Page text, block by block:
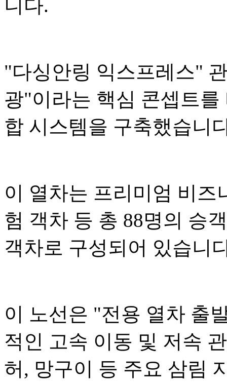
니다.
"다싱안링 익스프레스"
광"이라는 핵심 콘셉트
합 시스템을 구축했습니
이 열차는 프리미엄 비즈
험 객차 등 총 88명의 승
객차로 구성되어 있습니
이 노선은 "전용 열차 출
적인 고속 이동 및 저속
허, 망구이 등 주요 삼림